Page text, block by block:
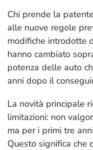
Chi prende la
alle nuove regole
modifiche introdotte
hanno cambiato
potenza delle auto
anni dopo il
La novità principale
limitazioni: non
ma per i primi tre
Questo significa che